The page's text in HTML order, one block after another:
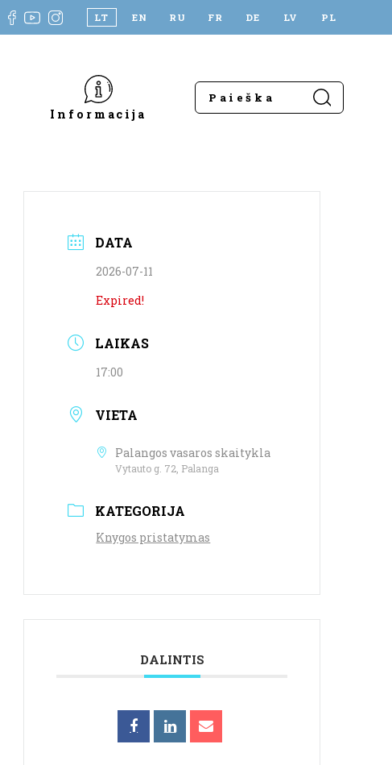
LT EN RU FR DE LV PL
Informacija
DATA
2026-07-11
Expired!
LAIKAS
17:00
VIETA
Palangos vasaros skaitykla
Vytauto g. 72, Palanga
KATEGORIJA
Knygos pristatymas
DALINTIS